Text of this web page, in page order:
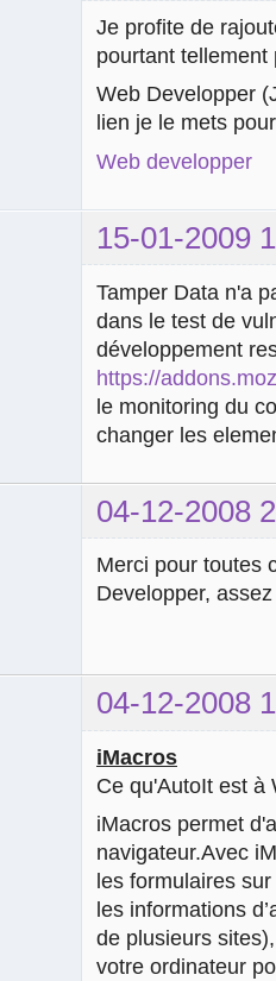
Je profite de
pourtant tellement
Web Developper
lien je le mets
Web developper
15-01-2009
Tamper Data n'a
dans le test de
développement
https://
le monitoring du
changer les
04-12-2008
Merci pour toutes
Developper,
04-12-2008
iMacros
Ce qu'AutoIt est à
iMacros permet
navigateur.Avec
les formulaires
les informations
de plusieurs
votre ordinateur